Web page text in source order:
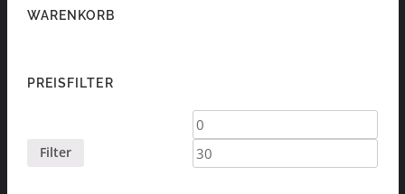
WARENKORB
PREISFILTER
Min.
Preis
Filter